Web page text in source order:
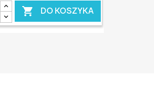
 DO KOSZYKA